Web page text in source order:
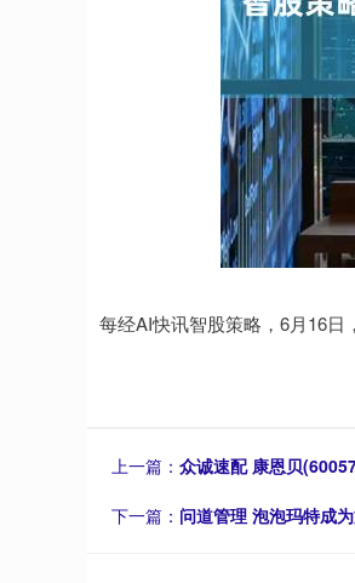
每经AI快讯智股策略，6月16日
上一篇： 众诚速配 康恩贝
下一篇： 问道管理 泡泡玛特成